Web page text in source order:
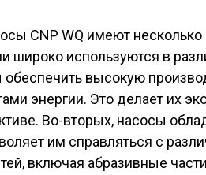
CNP WQ имеют
широкo используются в
высокую
энергии. Это делает их
Во-вторых, насосы
им справляться с
включая абразивные